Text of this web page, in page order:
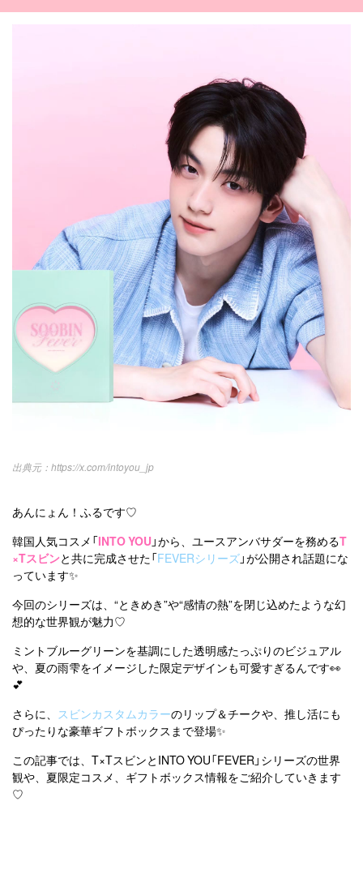
カテゴリー一覧
お問い合わせ
ファッション
韓国メイク
twice 人気 アイドル
かわいい
https://x.com/intoyou_jp
あんにょん！ふるです♡
韓国人気コスメ「INTO YOU 」から、ユースアンバサダーを務めるT
×Tスビンと共に完成させた「FEVERシリーズ」が公開され話題にな
っています✨
今回のシリーズは、“ときめき”や“感情の熱”を閉じ込めたような幻
想的な世界観が魅力♡
ミントブルーグリーンを基調にした透明感たっぷりのビジュアル
や、夏の雨雫をイメージした限定デザインも可愛すぎるんです👀
💕
さらに、 スビンカスタムカラーのリップ＆チークや、推し活にも
ぴったりな豪華ギフトボックスまで登場✨
この記事では、T×TスビンとINTO YOU「FEVER」シリーズの世界
観や、夏限定コスメ、ギフトボックス情報をご紹介していきます
♡